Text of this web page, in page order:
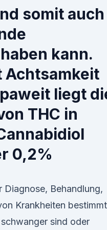
somit auch
kann.
Achtsamkeit
liegt
THC in
0,2%
Behandlung,
Krankheiten
sind oder